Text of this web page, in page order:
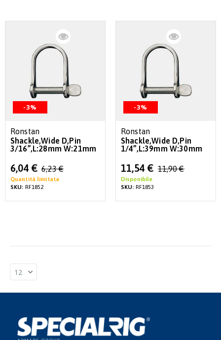
-3%
Ronstan
Shackle,Wide D,Pin
3/16”,L:28mm W:21mm
Special
Price
6,04 € 6,23 €
Quantità limitata
SKU: RF1852
-3%
Ronstan
Shackle,Wide D,Pin
1/4”,L:39mm W:30mm
Special
Price
11,54 € 11,90 €
Disponibile
SKU: RF1853